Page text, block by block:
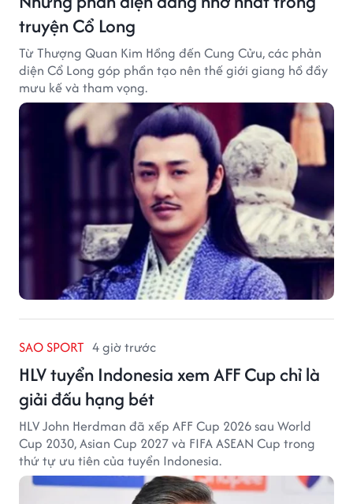
truyện Cổ Long
Từ Thượng Quan Kim Hồng đến Cung Cửu, các phản
diện Cổ Long góp phần tạo nên thế giới giang hồ đầy
mưu kế và tham vọng.
SAO SPORT 4 giờ trước
HLV tuyển Indonesia xem AFF Cup chỉ là
giải đấu hạng bét
HLV John Herdman đã xếp AFF Cup 2026 sau World
Cup 2030, Asian Cup 2027 và FIFA ASEAN Cup trong
thứ tự ưu tiên của tuyển Indonesia.